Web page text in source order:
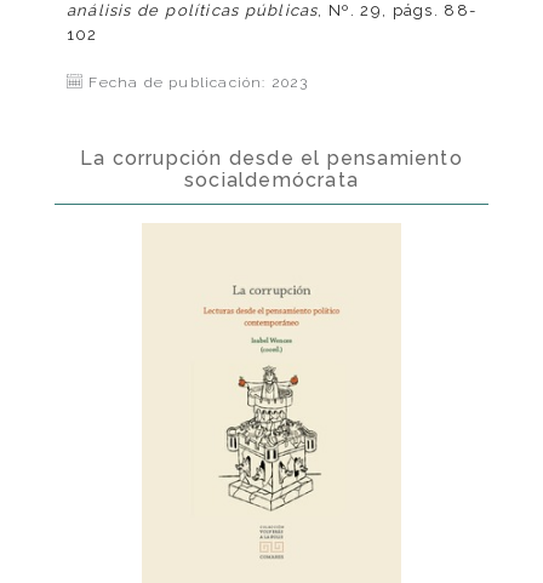
análisis de políticas públicas , Nº. 29, págs. 88-
102
Fecha de publicación: 2023
La corrupción desde el pensamiento
socialdemócrata